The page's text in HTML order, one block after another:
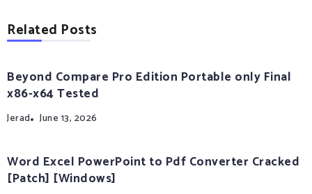
Related Posts
Beyond Compare Pro Edition Portable only Final
x86-x64 Tested
Jerad June 13, 2026
Word Excel PowerPoint to Pdf Converter Cracked
[Patch] [Windows]